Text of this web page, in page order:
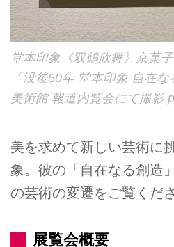
堂本印象《双鶴欣舞》京菓
「没後50年 堂本印象 自在
美術館 報道内覧会にて撮
美を求めて新しい芸術に
象。彼の「自在なる創造
の芸術の変遷をご覧くださ
展覧会概要